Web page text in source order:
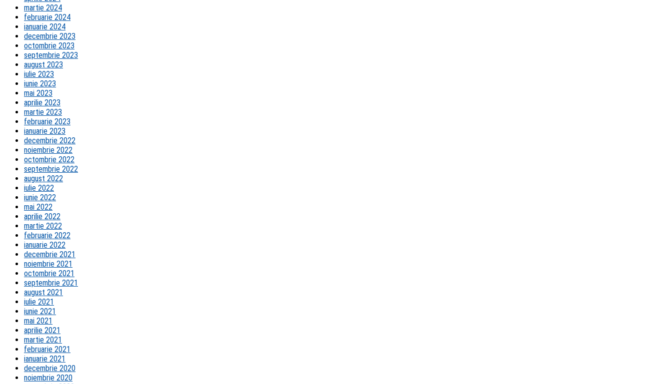
martie 2024
februarie 2024
ianuarie 2024
decembrie 2023
octombrie 2023
septembrie 2023
august 2023
iulie 2023
iunie 2023
mai 2023
aprilie 2023
martie 2023
februarie 2023
ianuarie 2023
decembrie 2022
noiembrie 2022
octombrie 2022
septembrie 2022
august 2022
iulie 2022
iunie 2022
mai 2022
aprilie 2022
martie 2022
februarie 2022
ianuarie 2022
decembrie 2021
noiembrie 2021
octombrie 2021
septembrie 2021
august 2021
iulie 2021
iunie 2021
mai 2021
aprilie 2021
martie 2021
februarie 2021
ianuarie 2021
decembrie 2020
noiembrie 2020